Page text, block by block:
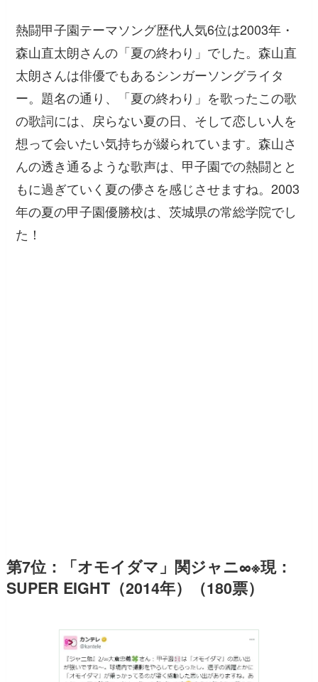
熱闘甲子園テーマソング歴代人気6位は2003年・
森山直太朗さんの「夏の終わり」でした。森山直
太朗さんは俳優でもあるシンガーソングライタ
ー。題名の通り、「夏の終わり」を歌ったこの歌
の歌詞には、戻らない夏の日、そして恋しい人を
想って会いたい気持ちが綴られています。森山さ
んの透き通るような歌声は、甲子園での熱闘とと
もに過ぎていく夏の儚さを感じさせますね。2003
年の夏の甲子園優勝校は、茨城県の常総学院でし
た！
第7位：「オモイダマ」関ジャニ∞※現：
SUPER EIGHT（2014年）（180票）